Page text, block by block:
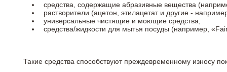
средства, содержащие абразивные вещества
растворители (ацетон, этилацетат и другие -
универсальные чистящие и моющие средства,
средства/жидкости для мытья посуды (например,
Такие средства способствуют преждевременному износу